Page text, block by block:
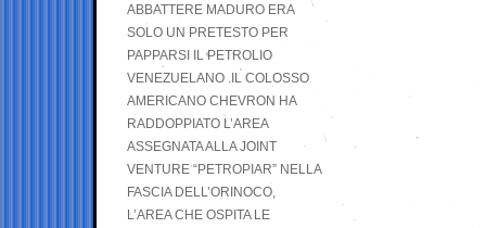
ABBATTERE MADURO ERA
SOLO UN PRETESTO PER
PAPPARSI IL PETROLIO
VENEZUELANO .IL COLOSSO
AMERICANO CHEVRON HA
RADDOPPIATO L’AREA
ASSEGNATA ALLA JOINT
VENTURE “PETROPIAR” NELLA
FASCIA DELL’ORINOCO,
L’AREA CHE OSPITA LE